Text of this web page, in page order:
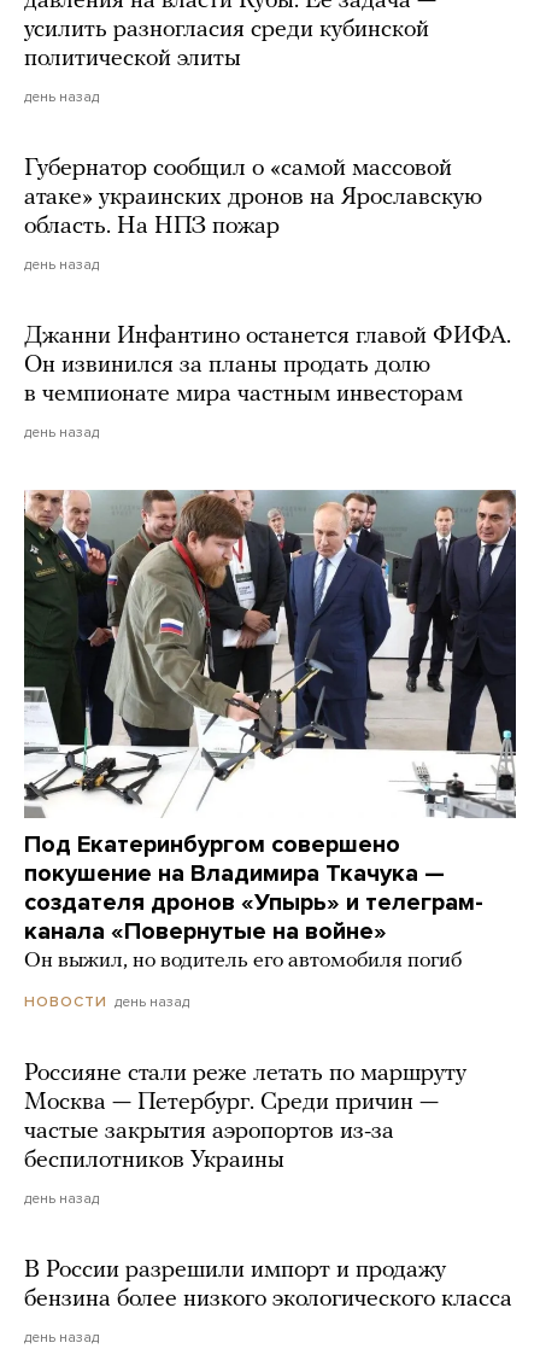
усилить разногласия среди кубинской
политической элиты
день назад
Губернатор сообщил о «самой массовой
атаке» украинских дронов на Ярославскую
область. На НПЗ пожар
день назад
Джанни Инфантино останется главой ФИФА.
Он извинился за планы продать долю
в чемпионате мира частным инвесторам
день назад
Под Екатеринбургом совершено
покушение на Владимира Ткачука —
создателя дронов «Упырь» и телеграм-
канала «Повернутые на войне»
Он выжил, но водитель его автомобиля погиб
НОВОСТИ день назад
Россияне стали реже летать по маршруту
Москва — Петербург. Среди причин —
частые закрытия аэропортов из-за
беспилотников Украины
день назад
В России разрешили импорт и продажу
бензина более низкого экологического класса
день назад